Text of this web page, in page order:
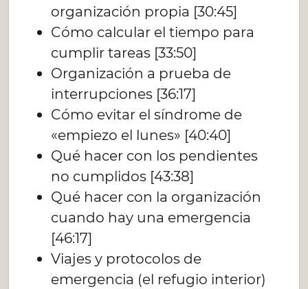
organización propia [30:45]
Cómo calcular el tiempo para
cumplir tareas [33:50]
Organización a prueba de
interrupciones [36:17]
Cómo evitar el síndrome de
«empiezo el lunes» [40:40]
Qué hacer con los pendientes
no cumplidos [43:38]
Qué hacer con la organización
cuando hay una emergencia
[46:17]
Viajes y protocolos de
emergencia (el refugio interior)